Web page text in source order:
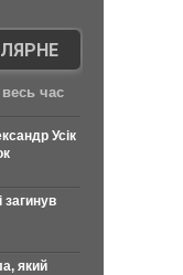
час
Усік
загинув
який